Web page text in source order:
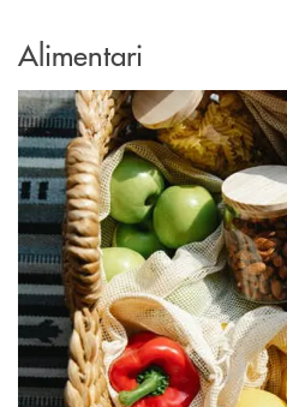
Alimentari